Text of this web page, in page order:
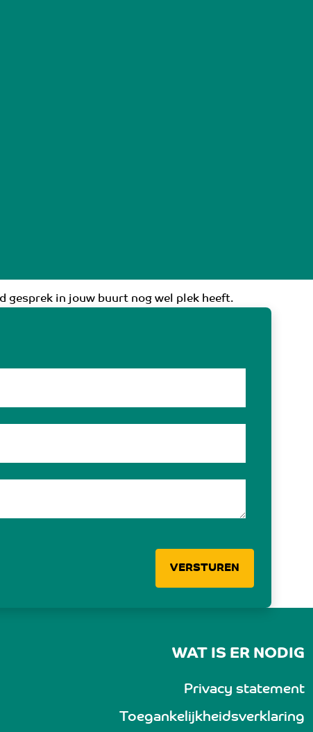
gesprek in jouw buurt nog wel plek heeft.
VERSTUREN
WAT IS ER NODIG
Privacy statement
Toegankelijkheidsverklaring